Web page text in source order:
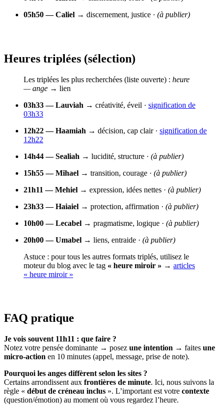
05h50 — Caliel → discernement, justice · (à publier)
Heures triplées (sélection)
Les triplées les plus recherchées (liste ouverte) : heure
— ange → lien
03h33 — Lauviah → créativité, éveil · signification de
03h33
12h22 — Haamiah → décision, cap clair · signification de
12h22
14h44 — Sealiah → lucidité, structure · (à publier)
15h55 — Mihael → transition, courage · (à publier)
21h11 — Mehiel → expression, idées nettes · (à publier)
23h33 — Haiaiel → protection, affirmation · (à publier)
10h00 — Lecabel → pragmatisme, logique · (à publier)
20h00 — Umabel → liens, entraide · (à publier)
Astuce : pour tous les autres formats triplés, utilisez le
moteur du blog avec le tag « heure miroir » → articles
« heure miroir »
FAQ pratique
Je vois souvent 11h11 : que faire ?
Notez votre pensée dominante → posez une intention → faites une
micro‑action en 10 minutes (appel, message, prise de note).
Pourquoi les anges diffèrent selon les sites ?
Certains arrondissent aux frontières de minute. Ici, nous suivons la
règle « début de créneau inclus ». L’important est votre contexte
(question/émotion) au moment où vous regardez l’heure.